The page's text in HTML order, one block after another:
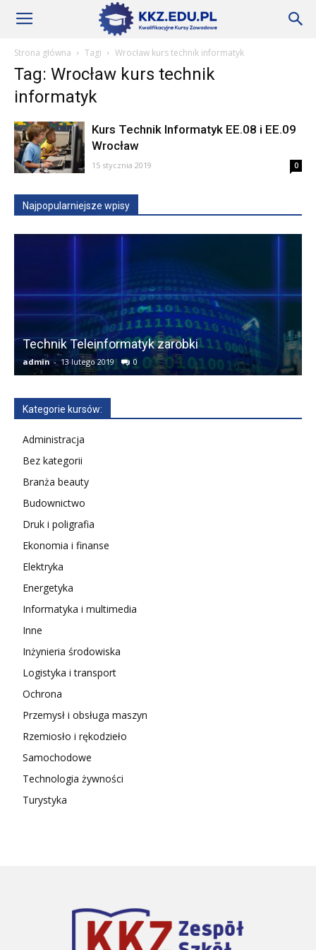
Szkoły
KKZ
Aktualności
Strona główna Tagi Wrocław kurs technik informatyk
Tag: Wrocław kurs technik
informatyk
Kurs Technik Informatyk EE.08 i EE.09
Wrocław
15 stycznia 2019 0
Najpopularniejsze wpisy
Technik Teleinformatyk zarobki
admin - 13 lutego 2019 0
Kategorie kursów:
Administracja
Bez kategorii
Branża beauty
Budownictwo
Druk i poligrafia
Ekonomia i finanse
Elektryka
Energetyka
Informatyka i multimedia
Inne
Inżynieria środowiska
Logistyka i transport
Ochrona
Przemysł i obsługa maszyn
Rzemiosło i rękodzieło
Samochodowe
Technologia żywności
Turystyka